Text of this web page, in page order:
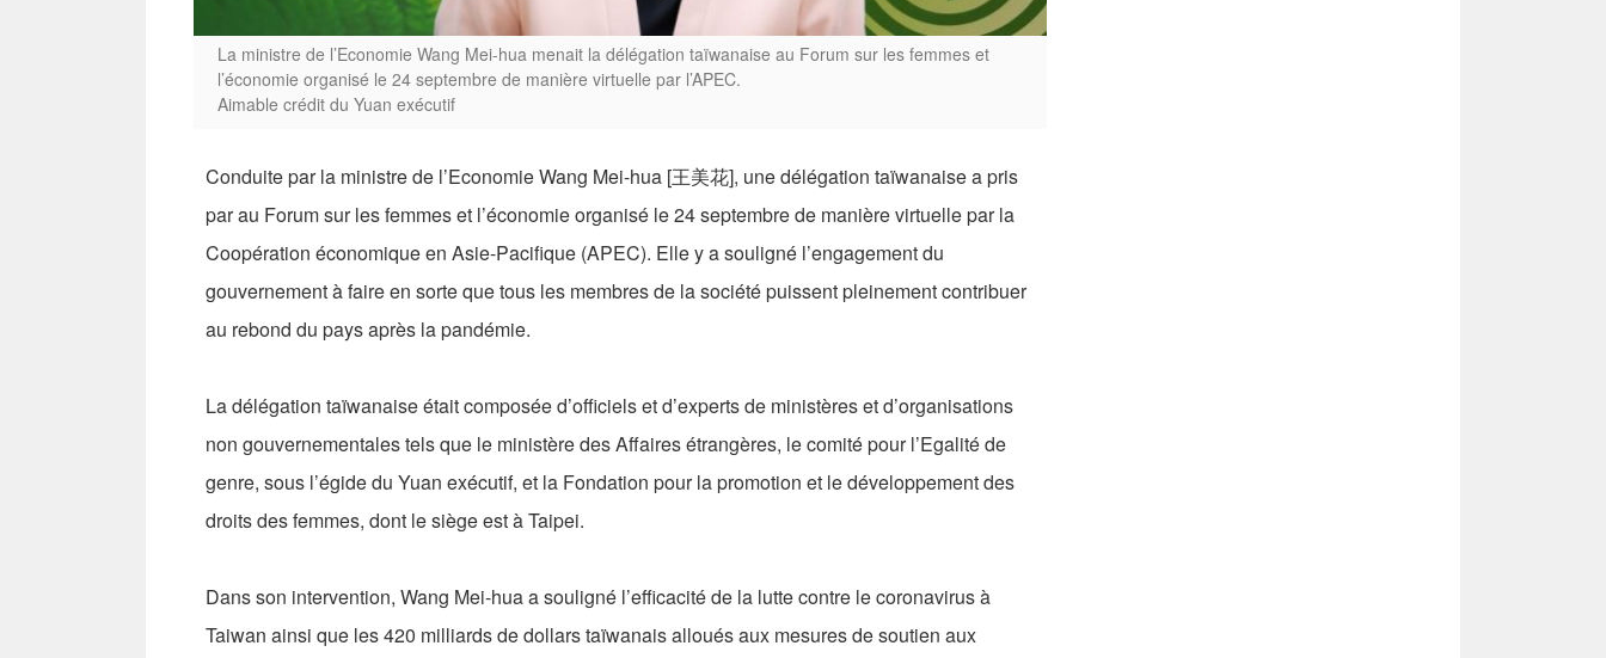
La ministre de l’Economie Wang Mei-hua menait la délégation taïwanaise au Forum sur les femmes et
l’économie organisé le 24 septembre de manière virtuelle par l’APEC.
Aimable crédit du Yuan exécutif
Conduite par la ministre de l’Economie Wang Mei-hua [王美花], une délégation taïwanaise a pris
par au Forum sur les femmes et l’économie organisé le 24 septembre de manière virtuelle par la
Coopération économique en Asie-Pacifique (APEC). Elle y a souligné l’engagement du
gouvernement à faire en sorte que tous les membres de la société puissent pleinement contribuer
au rebond du pays après la pandémie.
La délégation taïwanaise était composée d’officiels et d’experts de ministères et d’organisations
non gouvernementales tels que le ministère des Affaires étrangères, le comité pour l’Egalité de
genre, sous l’égide du Yuan exécutif, et la Fondation pour la promotion et le développement des
droits des femmes, dont le siège est à Taipei.
Dans son intervention, Wang Mei-hua a souligné l’efficacité de la lutte contre le coronavirus à
Taiwan ainsi que les 420 milliards de dollars taïwanais alloués aux mesures de soutien aux